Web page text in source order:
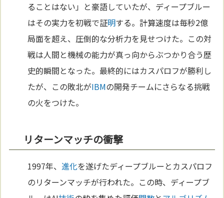
ることはない」と豪語していたが、ディープブルー
はその実力を初戦で証明する。計算速度は毎秒2億
局面を超え、圧倒的な分析力を見せつけた。この対
戦は人間と機械の能力が真っ向からぶつかり合う歴
史的瞬間となった。最終的にはカスパロフが勝利し
たが、この敗北がIBMの開発チームにさらなる挑戦
の火をつけた。
リターンマッチの衝撃
1997年、進化を遂げたディープブルーとカスパロフ
のリターンマッチが行われた。この時、ディープブ